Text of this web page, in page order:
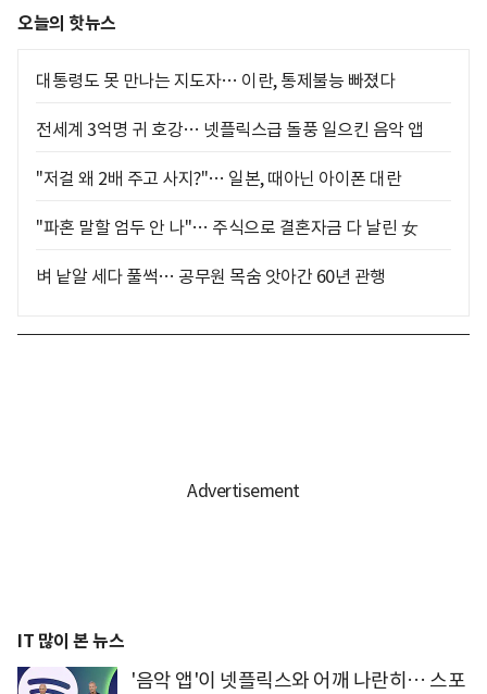
오늘의 핫뉴스
대통령도 못 만나는 지도자… 이란, 통제불능 빠졌다
전세계 3억명 귀 호강… 넷플릭스급 돌풍 일으킨 음악 앱
"저걸 왜 2배 주고 사지?"… 일본, 때아닌 아이폰 대란
"파혼 말할 엄두 안 나"… 주식으로 결혼자금 다 날린 女
벼 낱알 세다 풀썩… 공무원 목숨 앗아간 60년 관행
IT 많이 본 뉴스
'음악 앱'이 넷플릭스와 어깨 나란히… 스포